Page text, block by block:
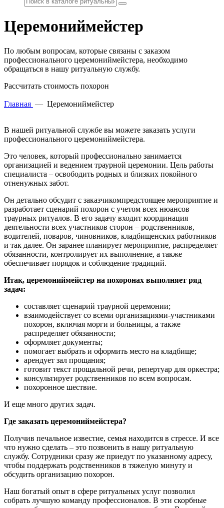
Церемониймейстер
По любым вопросам, которые связаны с заказом
профессионального церемониймейстера, необходимо
обращаться в нашу ритуальную службу.
Рассчитать стоимость похорон
Главная — Церемониймейстер
В нашей ритуальной службе вы можете заказать услуги
профессионального церемониймейстера.
Это человек, который профессионально занимается
организацией и ведением траурной церемонии. Цель работы
специалиста – освободить родных и близких покойного
отненужных забот.
Он детально обсудит с заказчикомпредстоящее мероприятие и
разработает сценарий похорон с учетом всех нюансов
траурных ритуалов. В его задачу входит координация
деятельности всех участников сторон – родственников,
водителей, поваров, чиновников, кладбищенских работников
и так далее. Он заранее планирует мероприятие, распределяет
обязанности, контролирует их выполнение, а также
обеспечивает порядок и соблюдение традиций.
Итак, церемониймейстер на похоронах выполняет ряд
задач:
составляет сценарий траурной церемонии;
взаимодействует со всеми организациями-участниками
похорон, включая морги и больницы, а также
распределяет обязанности;
оформляет документы;
помогает выбрать и оформить место на кладбище;
арендует зал прощания;
готовит текст прощальной речи, репертуар для оркестра;
консультирует родственников по всем вопросам.
похоронное шествие.
И еще много других задач.
Где заказать церемониймейстера?
Получив печальное известие, семья находится в стрессе. И все
что нужно сделать – это позвонить в нашу ритуальную
службу. Сотрудники сразу же приедут по указанному адресу,
чтобы поддержать родственников в тяжелую минуту и
обсудить организацию похорон.
Наш богатый опыт в сфере ритуальных услуг позволил
собрать лучшую команду профессионалов. В эти скорбные